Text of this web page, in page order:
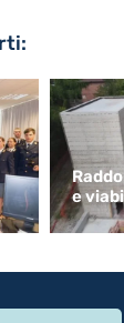
e